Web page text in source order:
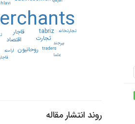
قاجار
tabriz
اقتصاد
تجارت
روحانيون traders ارامنه
بيرجند
تجارتخانه
علما
روند انتشار مقاله